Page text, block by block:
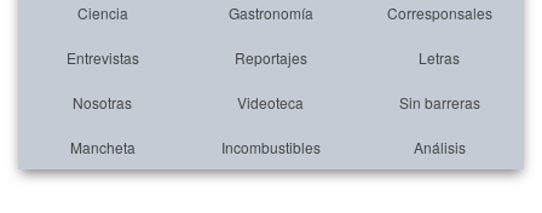
Ciencia Gastronomía Corresponsales
Entrevistas Reportajes Letras
Nosotras Videoteca Sin barreras
Mancheta Incombustibles Análisis